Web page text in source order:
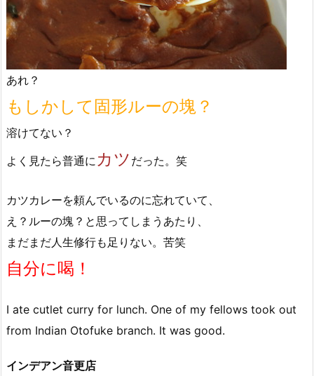
あれ？
もしかして固形ルーの塊？
溶けてない？
よく見たら普通に カツ だった。笑
カツカレーを頼んでいるのに忘れていて、
え？ルーの塊？と思ってしまうあたり、
まだまだ人生修行も足りない。苦笑
自分に喝！
I ate cutlet curry for lunch. One of my fellows took out
from Indian Otofuke branch. It was good.
インデアン音更店